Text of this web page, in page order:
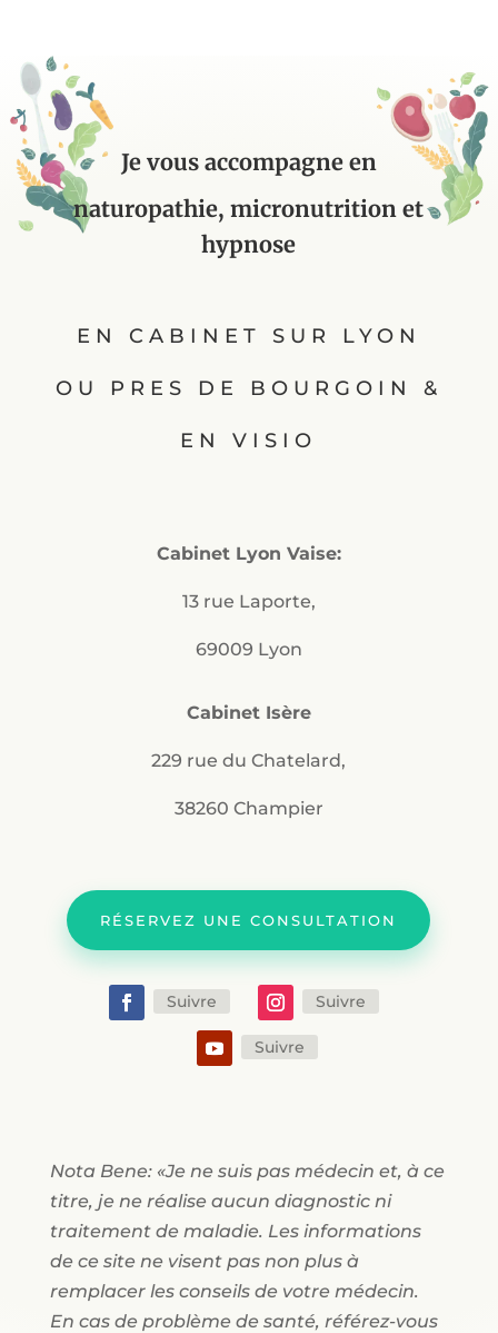
Je vous accompagne en
naturopathie, micronutrition et
hypnose
EN CABINET SUR LYON
OU PRES DE BOURGOIN &
EN VISIO
Cabinet Lyon Vaise:
13 rue Laporte,
69009 Lyon
Cabinet Isère
229 rue du Chatelard,
38260 Champier
RÉSERVEZ UNE CONSULTATION
Suivre Suivre
Suivre
Nota Bene: «Je ne suis pas médecin et, à ce
titre, je ne réalise aucun diagnostic ni
traitement de maladie. Les informations
de ce site ne visent pas non plus à
remplacer les conseils de votre médecin.
En cas de problème de santé, référez-vous